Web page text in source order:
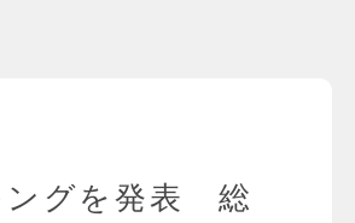
ングを発表 総